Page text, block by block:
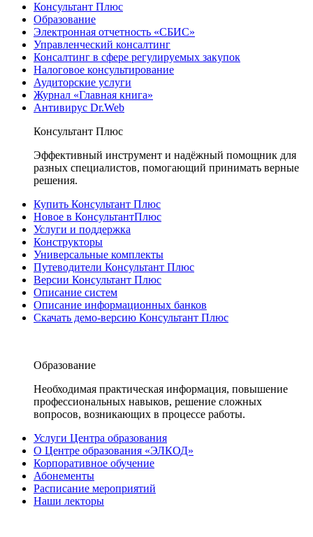
Консультант Плюс
Образование
Электронная отчетность «СБИС»
Управленческий консалтинг
Консалтинг в сфере регулируемых закупок
Налоговое консультирование
Аудиторские услуги
Журнал «Главная книга»
Антивирус Dr.Web
Консультант Плюс
Эффективный инструмент и надёжный помощник для
разных специалистов, помогающий принимать верные
решения.
Купить Консультант Плюс
Новое в КонсультантПлюс
Услуги и поддержка
Конструкторы
Универсальные комплекты
Путеводители Консультант Плюс
Версии Консультант Плюс
Описание систем
Описание информационных банков
Скачать демо-версию Консультант Плюс
Образование
Необходимая практическая информация, повышение
профессиональных навыков, решение сложных
вопросов, возникающих в процессе работы.
Услуги Центра образования
О Центре образования «ЭЛКОД»
Корпоративное обучение
Абонементы
Расписание мероприятий
Наши лекторы